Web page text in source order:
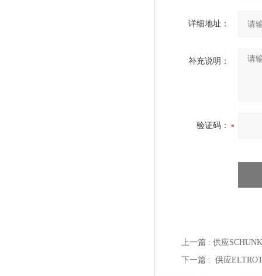
详细地址：
补充说明：
验证码：
上一篇 : 供应
下一篇 : 供应